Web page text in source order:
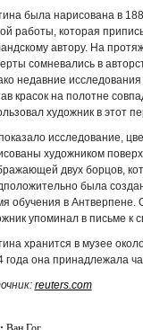
была нарисована в
работы, которая
автору. На
сомневались в
недавние
красок на полотне
художник в этот
исследование,
художником
двух борцов,
была
обучения в Антверпене.
упоминал в письме к
хранится в музее
года она принадлежала
reuters.com